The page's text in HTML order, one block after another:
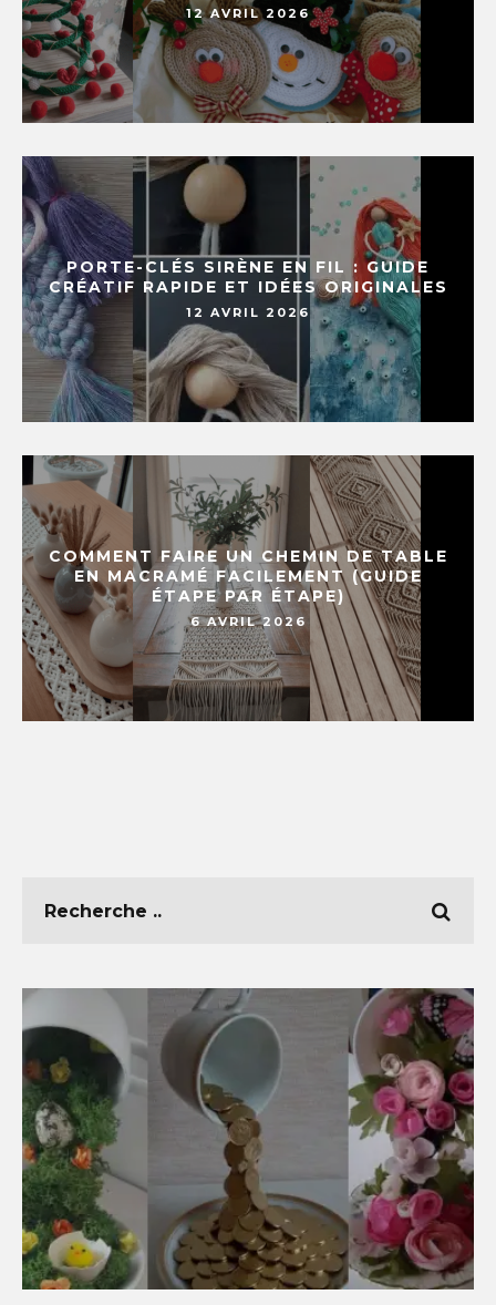
12 AVRIL 2026
PORTE-CLÉS SIRÈNE EN FIL : GUIDE
CRÉATIF RAPIDE ET IDÉES ORIGINALES
12 AVRIL 2026
COMMENT FAIRE UN CHEMIN DE TABLE
EN MACRAMÉ FACILEMENT (GUIDE
ÉTAPE PAR ÉTAPE)
6 AVRIL 2026